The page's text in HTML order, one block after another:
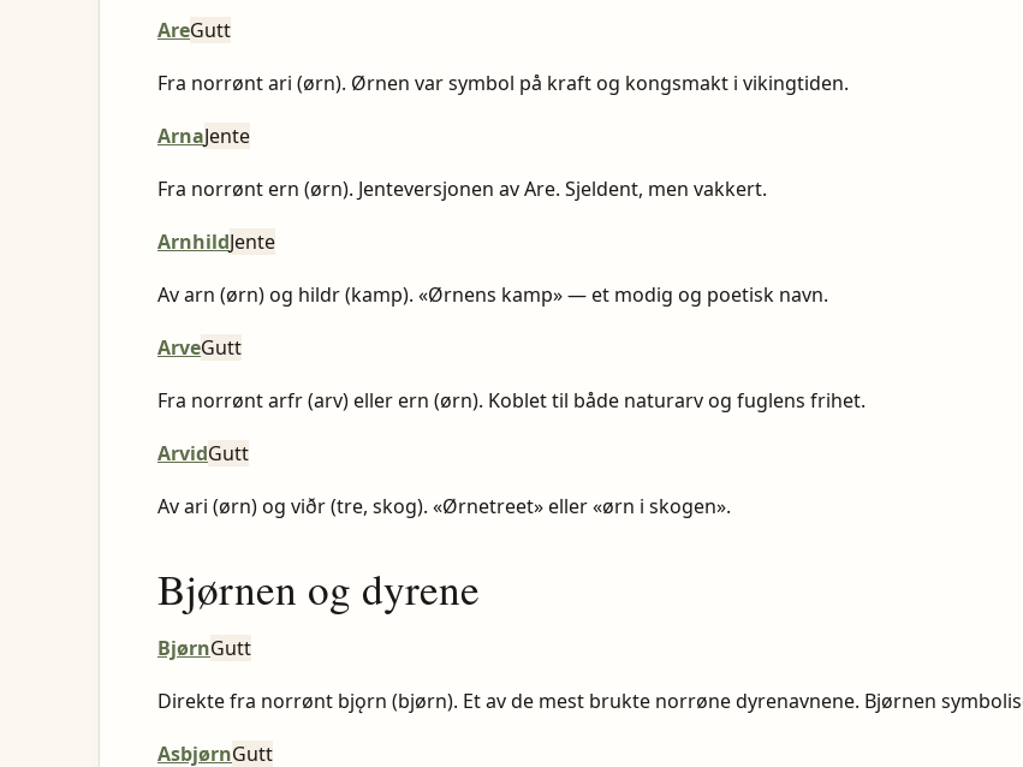
AreGutt
Fra norrønt ari (ørn). Ørnen var symbol på kraft og kongsmakt i vikingtiden.
ArnaJente
Fra norrønt ern (ørn). Jenteversjonen av Are. Sjeldent, men vakkert.
ArnhildJente
Av arn (ørn) og hildr (kamp). «Ørnens kamp» — et modig og poetisk navn.
ArveGutt
Fra norrønt arfr (arv) eller ern (ørn). Koblet til både naturarv og fuglens frihet.
ArvidGutt
Av ari (ørn) og viðr (tre, skog). «Ørnetreet» eller «ørn i skogen».
Bjørnen og dyrene
BjørnGutt
Direkte fra norrønt bjǫrn (bjørn). Et av de mest brukte norrøne dyrenavnene. Bjørnen
AsbjørnGutt